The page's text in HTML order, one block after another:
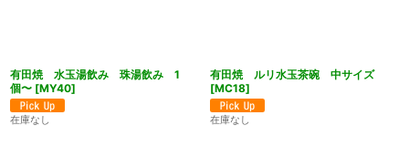
有田焼 水玉湯飲み 珠湯飲み 1
個〜 [MY40]
在庫なし
有田焼 ルリ水玉茶碗 中サイズ
[MC18]
在庫なし